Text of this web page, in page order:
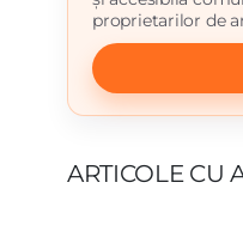
proprietarilor de
ARTICOLE CU